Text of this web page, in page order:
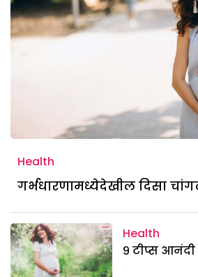
Health
गर्भधारणामध्येदेखील दिसा
Health
९ टीप्स आनंदी